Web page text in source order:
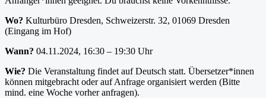
Wo? Kulturbüro Dresden, Schweizerstr. 32, 01069 Dresden
(Eingang im Hof)
Wann? 04.11.2024, 16:30 – 19:30 Uhr
Wie? Die Veranstaltung findet auf Deutsch statt. Übersetzer*innen
können mitgebracht oder auf Anfrage organisiert werden (Bitte
mind. eine Woche vorher anfragen).